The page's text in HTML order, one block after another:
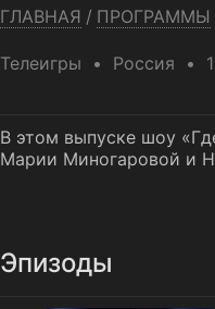
ГЛАВНАЯ / ПРОГРАММЫ
Телеигры Россия
В этом выпуске шоу
Марии Миногаровой и
Эпизоды